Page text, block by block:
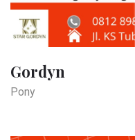
Gordyn
Pony